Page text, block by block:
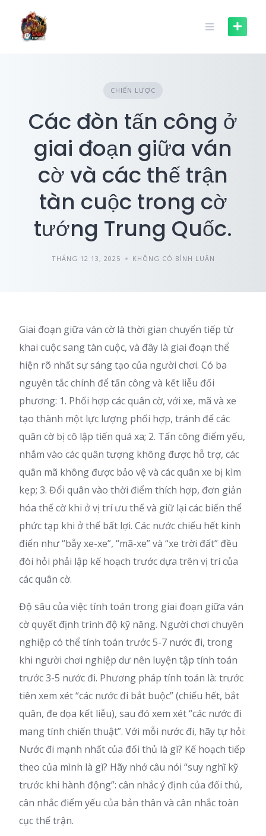
content
CHIẾN LƯỢC
Các đòn tấn công ở
giai đoạn giữa ván
cờ và các thế trận
tàn cuộc trong cờ
tướng Trung Quốc.
THÁNG 12 13, 2025 KHÔNG CÓ BÌNH LUẬN
Giai đoạn giữa ván cờ là thời gian chuyển tiếp từ
khai cuộc sang tàn cuộc, và đây là giai đoạn thể
hiện rõ nhất sự sáng tạo của người chơi. Có ba
nguyên tắc chính để tấn công và kết liễu đối
phương: 1. Phối hợp các quân cờ, với xe, mã và xe
tạo thành một lực lượng phối hợp, tránh để các
quân cờ bị cô lập tiến quá xa; 2. Tấn công điểm yếu,
nhắm vào các quân tượng không được hỗ trợ, các
quân mã không được bảo vệ và các quân xe bị kìm
kẹp; 3. Đổi quân vào thời điểm thích hợp, đơn giản
hóa thế cờ khi ở vị trí ưu thế và giữ lại các biến thể
phức tạp khi ở thế bất lợi. Các nước chiếu hết kinh
điển như “bẫy xe-xe”, “mã-xe” và “xe trời đất” đều
đòi hỏi phải lập kế hoạch trước dựa trên vị trí của
các quân cờ.
Độ sâu của việc tính toán trong giai đoạn giữa ván
cờ quyết định trình độ kỹ năng. Người chơi chuyên
nghiệp có thể tính toán trước 5-7 nước đi, trong
khi người chơi nghiệp dư nên luyện tập tính toán
trước 3-5 nước đi. Phương pháp tính toán là: trước
tiên xem xét “các nước đi bắt buộc” (chiếu hết, bắt
quân, đe dọa kết liễu), sau đó xem xét “các nước đi
mang tính chiến thuật”. Với mỗi nước đi, hãy tự hỏi:
Nước đi mạnh nhất của đối thủ là gì? Kế hoạch tiếp
theo của mình là gì? Hãy nhớ câu nói “suy nghĩ kỹ
trước khi hành động”: cân nhắc ý định của đối thủ,
cân nhắc điểm yếu của bản thân và cân nhắc toàn
cục thế trận.